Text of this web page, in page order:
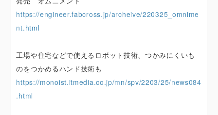
https://engineer.fabcross.jp/archeive/220325_omnime
nt.html
工場や住宅などで使えるロボット技術、つかみにくいも
のをつかめるハンド技術も
https://monoist.itmedia.co.jp/mn/spv/2203/25/news084
.html